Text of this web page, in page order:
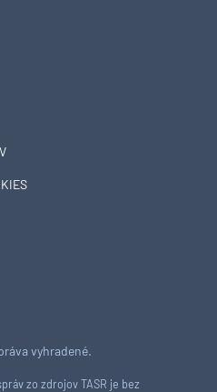
vyhradené.
zo zdrojov TASR je bez